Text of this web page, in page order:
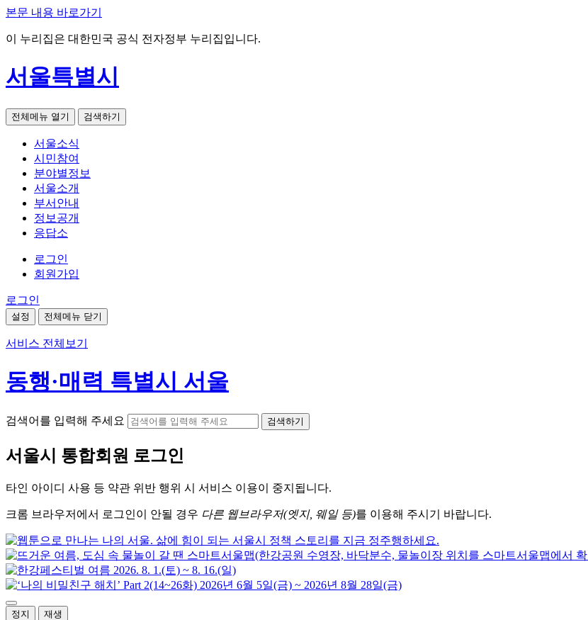
본문 내용 바로가기
이 누리집은 대한민국 공식 전자정부 누리집입니다.
서울특별시
전체메뉴 열기 검색하기
서울소식
시민참여
분야별정보
서울소개
부서안내
정보공개
응답소
로그인
회원가입
로그인
설정 전체메뉴 닫기
서비스 전체보기
동행·매력 특별시 서울
검색어를 입력해 주세요 검색하기
서울시 통합회원 로그인
타인 아이디 사용 등 약관 위반 행위 시 서비스 이용이 중지됩니다.
크롬 브라우저에서 로그인이 안될 경우 다른 웹브라우저(엣지, 웨일 등)를 이용해 주시기 바랍니다.
정지 재생